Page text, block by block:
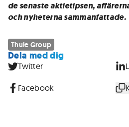
de senaste aktietipsen,
och nyheterna sammanfattade.
Thule Group
Dela med dig
Twitter
Facebook